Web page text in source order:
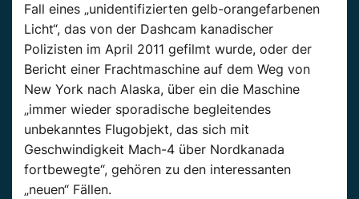
Fall eines „unidentifizierten gelb-orangefarbenen
Licht“, das von der Dashcam kanadischer
Polizisten im April 2011 gefilmt wurde, oder der
Bericht einer Frachtmaschine auf dem Weg von
New York nach Alaska, über ein die Maschine
„immer wieder sporadische begleitendes
unbekanntes Flugobjekt, das sich mit
Geschwindigkeit Mach-4 über Nordkanada
fortbewegte“, gehören zu den interessanten
„neuen“ Fällen.